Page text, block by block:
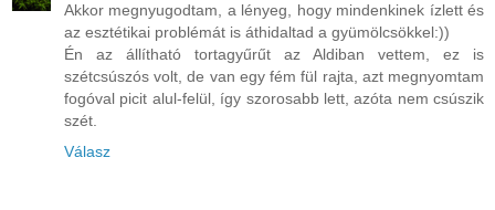
Akkor megnyugodtam, a lényeg, hogy mindenkinek ízlett és
az esztétikai problémát is áthidaltad a gyümölcsökkel:))
Én az állítható tortagyűrűt az Aldiban vettem, ez is
szétcsúszós volt, de van egy fém fül rajta, azt megnyomtam
fogóval picit alul-felül, így szorosabb lett, azóta nem csúszik
szét.
Válasz